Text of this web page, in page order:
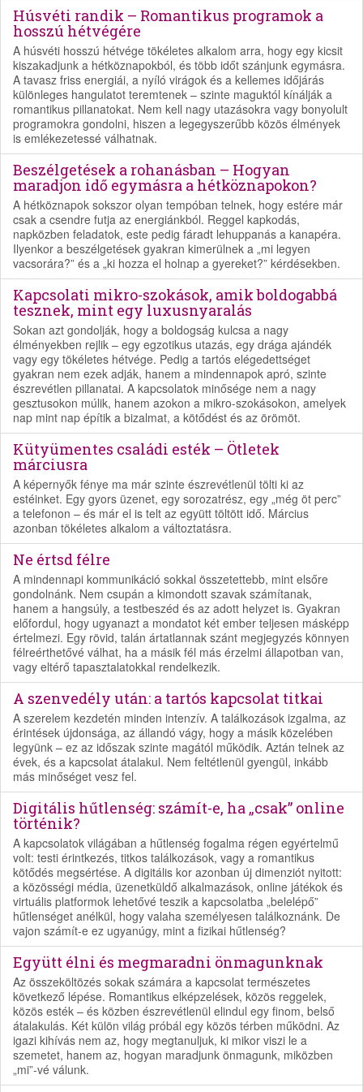
Húsvéti randik – Romantikus programok a
hosszú hétvégére
A húsvéti hosszú hétvége tökéletes alkalom arra, hogy egy kicsit
kiszakadjunk a hétköznapokból, és több időt szánjunk egymásra.
A tavasz friss energiái, a nyíló virágok és a kellemes időjárás
különleges hangulatot teremtenek – szinte maguktól kínálják a
romantikus pillanatokat. Nem kell nagy utazásokra vagy bonyolult
programokra gondolni, hiszen a legegyszerűbb közös élmények
is emlékezetessé válhatnak.
Beszélgetések a rohanásban – Hogyan
maradjon idő egymásra a hétköznapokon?
A hétköznapok sokszor olyan tempóban telnek, hogy estére már
csak a csendre futja az energiánkból. Reggel kapkodás,
napközben feladatok, este pedig fáradt lehuppanás a kanapéra.
Ilyenkor a beszélgetések gyakran kimerülnek a „mi legyen
vacsorára?” és a „ki hozza el holnap a gyereket?” kérdésekben.
Kapcsolati mikro-szokások, amik boldogabbá
tesznek, mint egy luxusnyaralás
Sokan azt gondolják, hogy a boldogság kulcsa a nagy
élményekben rejlik – egy egzotikus utazás, egy drága ajándék
vagy egy tökéletes hétvége. Pedig a tartós elégedettséget
gyakran nem ezek adják, hanem a mindennapok apró, szinte
észrevétlen pillanatai. A kapcsolatok minősége nem a nagy
gesztusokon múlik, hanem azokon a mikro-szokásokon, amelyek
nap mint nap építik a bizalmat, a kötődést és az örömöt.
Kütyümentes családi esték – Ötletek
márciusra
A képernyők fénye ma már szinte észrevétlenül tölti ki az
estéinket. Egy gyors üzenet, egy sorozatrész, egy „még öt perc”
a telefonon – és már el is telt az együtt töltött idő. Március
azonban tökéletes alkalom a változtatásra.
Ne értsd félre
A mindennapi kommunikáció sokkal összetettebb, mint elsőre
gondolnánk. Nem csupán a kimondott szavak számítanak,
hanem a hangsúly, a testbeszéd és az adott helyzet is. Gyakran
előfordul, hogy ugyanazt a mondatot két ember teljesen másképp
értelmezi. Egy rövid, talán ártatlannak szánt megjegyzés könnyen
félreérthetővé válhat, ha a másik fél más érzelmi állapotban van,
vagy eltérő tapasztalatokkal rendelkezik.
A szenvedély után: a tartós kapcsolat titkai
A szerelem kezdetén minden intenzív. A találkozások izgalma, az
érintések újdonsága, az állandó vágy, hogy a másik közelében
legyünk – ez az időszak szinte magától működik. Aztán telnek az
évek, és a kapcsolat átalakul. Nem feltétlenül gyengül, inkább
más minőséget vesz fel.
Digitális hűtlenség: számít-e, ha „csak” online
történik?
A kapcsolatok világában a hűtlenség fogalma régen egyértelmű
volt: testi érintkezés, titkos találkozások, vagy a romantikus
kötődés megsértése. A digitális kor azonban új dimenziót nyitott:
a közösségi média, üzenetküldő alkalmazások, online játékok és
virtuális platformok lehetővé teszik a kapcsolatba „belelépő”
hűtlenséget anélkül, hogy valaha személyesen találkoznánk. De
vajon számít-e ez ugyanúgy, mint a fizikai hűtlenség?
Együtt élni és megmaradni önmagunknak
Az összeköltözés sokak számára a kapcsolat természetes
következő lépése. Romantikus elképzelések, közös reggelek,
közös esték – és közben észrevétlenül elindul egy finom, belső
átalakulás. Két külön világ próbál egy közös térben működni. Az
igazi kihívás nem az, hogy megtanuljuk, ki mikor viszi le a
szemetet, hanem az, hogyan maradjunk önmagunk, miközben
„mi”-vé válunk.